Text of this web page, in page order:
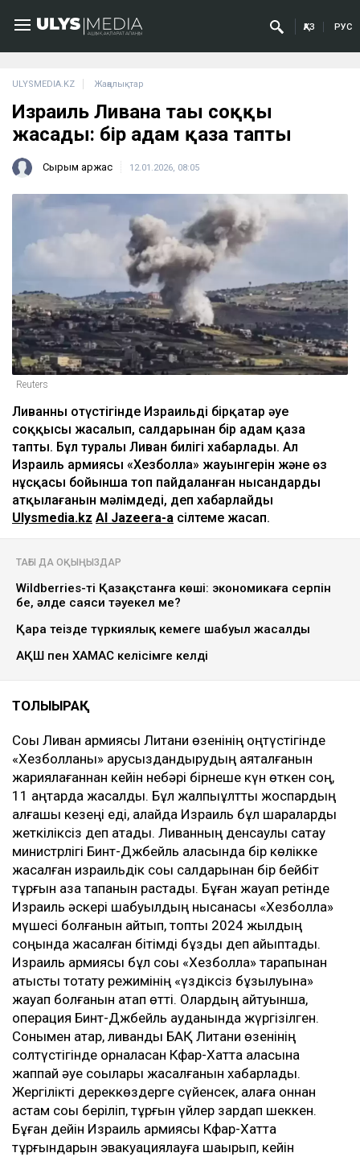
ҚАЗ РУС
ULYSMEDIA.KZ Жаңалықтар
Израиль Ливанға тағы соққы
жасады: бір адам қаза тапты
Сырым Қаржас 12.01.2026, 08:05
Reuters
Ливанның оңтүстігінде Израильдің бірқатар әуе
соққысы жасалып, салдарынан бір адам қаза
тапты. Бұл туралы Ливан билігі хабарлады. Ал
Израиль армиясы «Хезболла» жауынгерін және өз
нұсқасы бойынша топ пайдаланған нысандарды
атқылағанын мәлімдеді, деп хабарлайды
Ulysmedia.kz Al Jazeera-ға сілтеме жасап.
ТАҒЫ ДА ОҚЫҢЫЗДАР
Wildberries-тің Қазақстанға көші: экономикаға серпін
бе, әлде саяси тәуекел ме?
Қара теңізде түркиялық кемеге шабуыл жасалды
АҚШ пен ХАМАС келісімге келді
ТОЛЫҒЫРАҚ
Соққы Ливан армиясы Литани өзенінің оңтүстігінде
«Хезболланы» қарусыздандырудың аяқталғанын
жариялағаннан кейін небәрі бірнеше күн өткен соң,
11 қаңтарда жасалды. Бұл жалпыұлттық жоспардың
алғашқы кезеңі еді, алайда Израиль бұл шараларды
жеткіліксіз деп атады. Ливанның денсаулық сақтау
министрлігі Бинт-Джбейль қаласында бір көлікке
жасалған израильдік соққы салдарынан бір бейбіт
тұрғын қаза тапқанын растады. Бұған жауап ретінде
Израиль әскері шабуылдың нысанасы «Хезболла»
мүшесі болғанын айтып, топты 2024 жылдың
соңында жасалған бітімді бұзды деп айыптады.
Израиль армиясы бұл соққы «Хезболла» тарапынан
атысты тоқтату режимінің «үздіксіз бұзылуына»
жауап болғанын атап өтті. Олардың айтуынша,
операция Бинт-Джбейль ауданында жүргізілген.
Сонымен қатар, ливандық БАҚ Литани өзенінің
солтүстігінде орналасқан Кфар-Хатта қаласына
жаппай әуе соққылары жасалғанын хабарлады.
Жергілікті дереккөздерге сүйенсек, қалаға оннан
астам соққы беріліп, тұрғын үйлер зардап шеккен.
Бұған дейін Израиль армиясы Кфар-Хатта
тұрғындарын эвакуациялауға шақырып, кейін